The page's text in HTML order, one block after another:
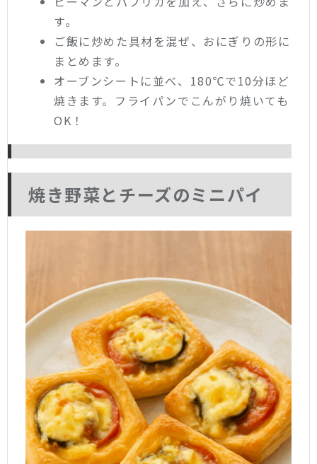
す。
ご飯に炒めた具材を混ぜ、おにぎりの形に
まとめます。
オーブンシートに並べ、180℃で10分ほど
焼きます。フライパンでこんがり焼いても
OK！
焼き野菜とチーズのミニパイ